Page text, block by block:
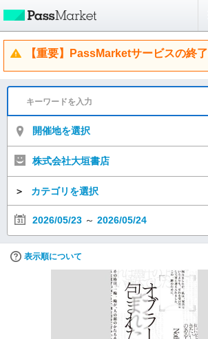
【重要】PassMarketサービスの終
開催地を選択
株式会社大垣書店
＞ カテゴリを選択
2026/05/23 ～ 2026/05/24
表示順について